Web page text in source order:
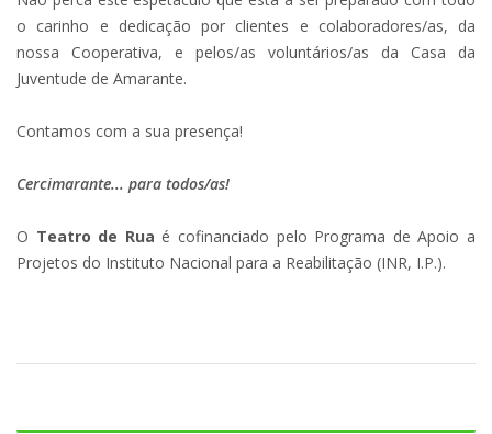
o carinho e dedicação por clientes e colaboradores/as, da
nossa Cooperativa, e pelos/as voluntários/as da Casa da
Juventude de Amarante.
Contamos com a sua presença!
Cercimarante... para todos/as!
O Teatro de Rua é cofinanciado pelo Programa de Apoio a
Projetos do Instituto Nacional para a Reabilitação (INR, I.P.).